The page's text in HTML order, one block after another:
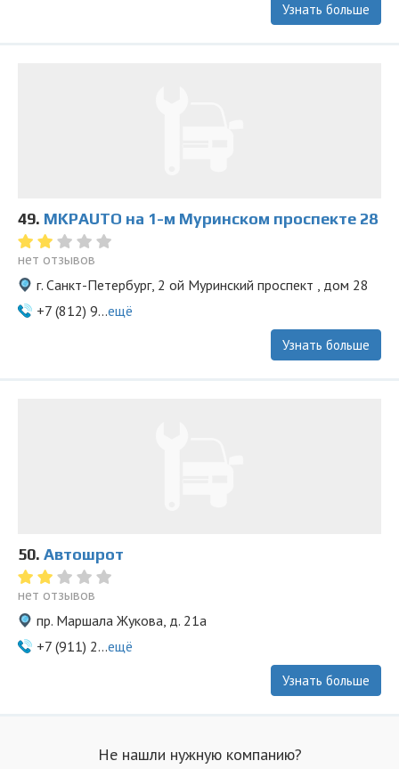
Узнать больше
49. MKPAUTO на 1-м Муринском проспекте 28
нет отзывов
г. Санкт-Петербург, 2 ой Муринский проспект , дом 28
+7 (812) 9...ещё
Узнать больше
50. Автошрот
нет отзывов
пр. Маршала Жукова, д. 21а
+7 (911) 2...ещё
Узнать больше
Не нашли нужную компанию?